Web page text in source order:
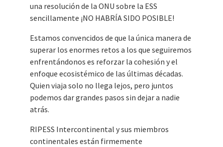
una resolución de la ONU sobre la ESS
sencillamente ¡NO HABRÍA SIDO POSIBLE!
Estamos convencidos de que la única manera de
superar los enormes retos a los que seguiremos
enfrentándonos es reforzar la cohesión y el
enfoque ecosistémico de las últimas décadas.
Quien viaja solo no llega lejos, pero juntos
podemos dar grandes pasos sin dejar a nadie
atrás.
RIPESS Intercontinental y sus miembros
continentales están firmemente